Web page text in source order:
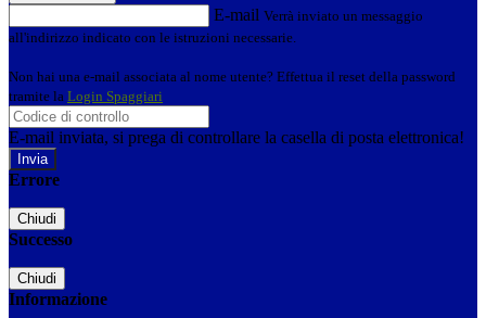
E-mail Verrà inviato un messaggio
all'indirizzo indicato con le istruzioni necessarie.
Non hai una e-mail associata al nome utente? Effettua il reset della password
tramite la Login Spaggiari
E-mail inviata, si prega di controllare la casella di posta elettronica!
Errore
Chiudi
Successo
Chiudi
Informazione